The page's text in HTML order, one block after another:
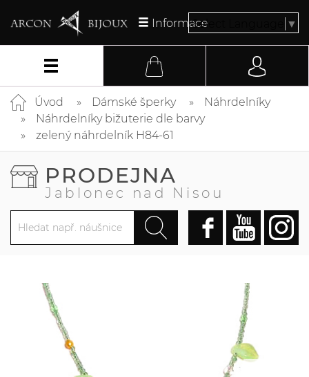
InformaceSelect Language ▼
Úvod Dámské šperky
Náhrdelníky
Náhrdelníky bižuterie dle barvy
zelený náhrdelník H84-61
PRODEJNA
Jablonec nad Nisou